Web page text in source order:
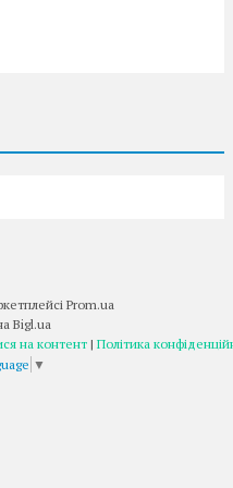
Prom.ua
Bigl.ua
на контент | Політика
▼